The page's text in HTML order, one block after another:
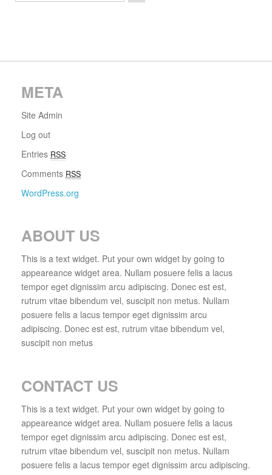
META
Site Admin
Log out
Entries RSS
Comments RSS
WordPress.org
ABOUT US
This is a text widget. Put your own widget by going to
appeareance widget area. Nullam posuere felis a lacus
tempor eget dignissim arcu adipiscing. Donec est est,
rutrum vitae bibendum vel, suscipit non metus. Nullam
posuere felis a lacus tempor eget dignissim arcu
adipiscing. Donec est est, rutrum vitae bibendum vel,
suscipit non metus
CONTACT US
This is a text widget. Put your own widget by going to
appeareance widget area. Nullam posuere felis a lacus
tempor eget dignissim arcu adipiscing. Donec est est,
rutrum vitae bibendum vel, suscipit non metus. Nullam
posuere felis a lacus tempor eget dignissim arcu adipiscing.